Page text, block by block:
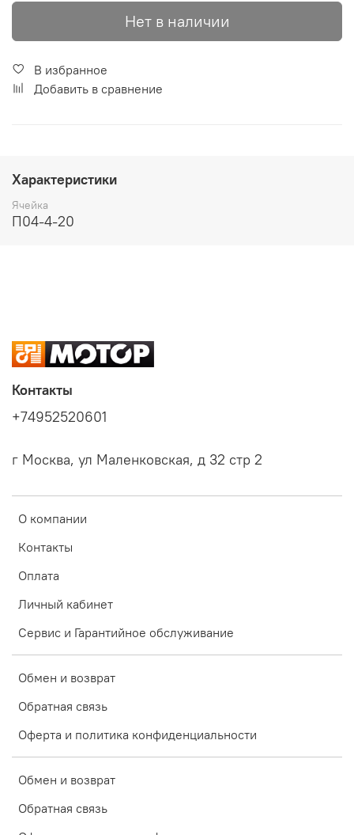
Нет в наличии
В избранное
Добавить в сравнение
Характеристики
Ячейка
П04-4-20
О компании
Контакты
Оплата
Личный кабинет
Сервис и Гарантийное обслуживание
Обмен и возврат
Обратная связь
Оферта и политика конфиденциальности
Обмен и возврат
Обратная связь
Контакты
+74952520601
г Москва, ул Маленковская, д 32 стр 2